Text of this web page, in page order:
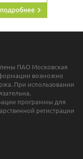
ПАО Московская
возможно
При использовании
программы для
регистрации